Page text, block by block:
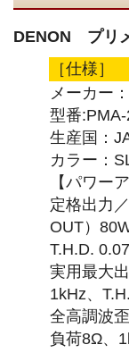
DENON プリ
［仕様］
メーカー
型番
生産国：
カラー：
【パワー
定格出力
OUT）
T.H.D.
実用最大
1kHz、
全高調波
負荷8Ω、